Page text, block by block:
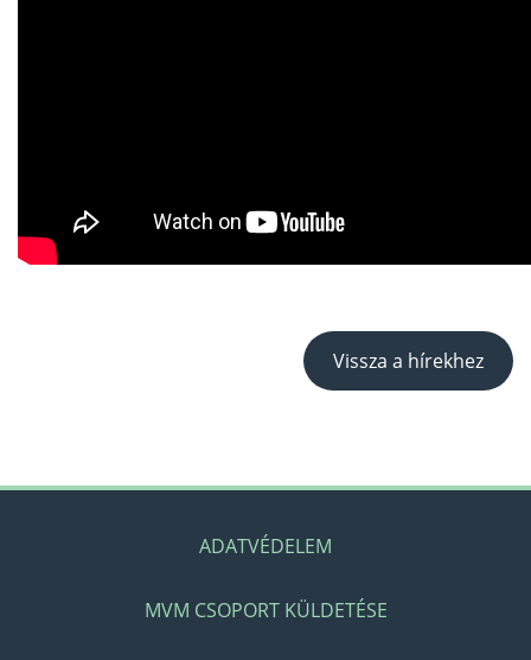
Vissza a hírekhez
ADATVÉDELEM
MVM CSOPORT KÜLDETÉSE